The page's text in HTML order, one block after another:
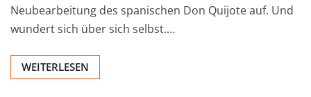
Neubearbeitung des spanischen Don Quijote auf. Und
wundert sich über sich selbst.…
WEITERLESEN